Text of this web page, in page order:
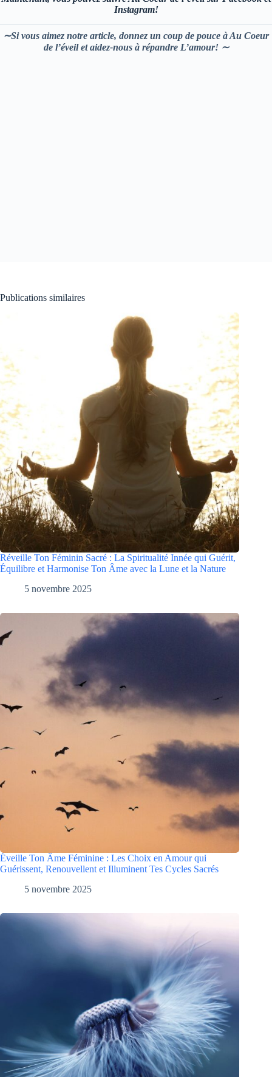
Instagram!
∼Si vous aimez notre article, donnez un coup de pouce à Au Coeur
de l’éveil et aidez-nous à répandre L’amour! ∼
Publications similaires
Réveille Ton Féminin Sacré : La Spiritualité Innée qui Guérit,
Équilibre et Harmonise Ton Âme avec la Lune et la Nature
5 novembre 2025
Éveille Ton Âme Féminine : Les Choix en Amour qui
Guérissent, Renouvellent et Illuminent Tes Cycles Sacrés
5 novembre 2025